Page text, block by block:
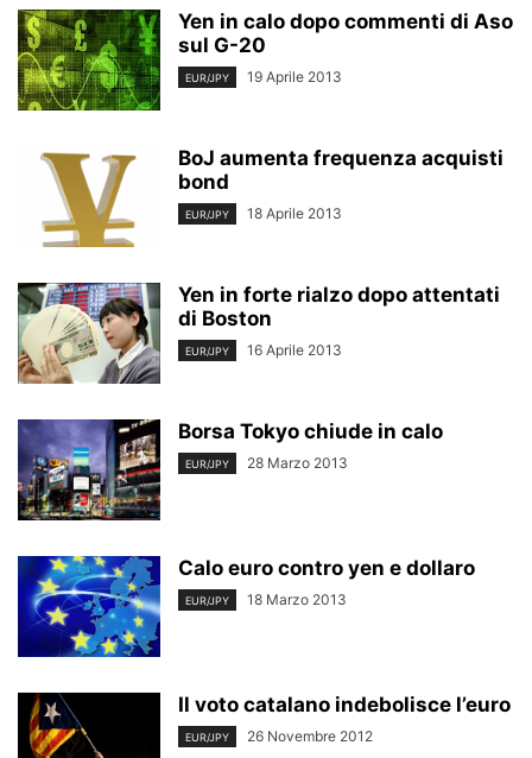
Yen in calo dopo commenti di Aso
sul G-20
EUR/JPY 19 Aprile 2013
BoJ aumenta frequenza acquisti
bond
EUR/JPY 18 Aprile 2013
Yen in forte rialzo dopo attentati
di Boston
EUR/JPY 16 Aprile 2013
Borsa Tokyo chiude in calo
EUR/JPY 28 Marzo 2013
Calo euro contro yen e dollaro
EUR/JPY 18 Marzo 2013
Il voto catalano indebolisce l’euro
EUR/JPY 26 Novembre 2012